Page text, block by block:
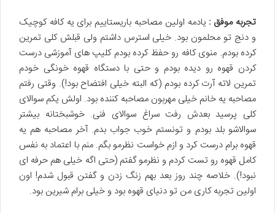
تجربه موفق : یادمه اولین مصاحبه باریستاییم برای یه کافه کوچیک
و دنج تو محلمون بود. خیلی استرس داشتم ولی قبلش کلی تمرین
کرده بودم. منوی کافه رو حفظ کرده بودم کلیپ های آموزشی درست
کردن قهوه رو دیده بودم و حتی با دستگاه قهوه خونگی خودم
تمرین لاته آرت کرده بودم (که البته خیلی افتضاح بود!). وقتی رفتم
مصاحبه یه خانم خیلی مهربون مصاحبه کننده بود. اولش یکم سوالای
کلی پرسید بعدش رفت سراغ سوالای فنی. خوشبختانه بیشتر
سوالاشو بلد بودم و تونستم خوب جواب بدم. آخر مصاحبه هم یه
قهوه برام درست کرد و ازم خواست نظرمو بگم. منم با اعتماد به نفس
کامل قهوه رو تست کردم و نظرمو گفتم (حتی اگه خیلی هم حرفه ای
نبود!). خلاصه چند روز بعد بهم زنگ زدن و گفتن قبول شدم! اون
اولین تجربه کاری من تو دنیای قهوه بود و خیلی برام شیرین بود.